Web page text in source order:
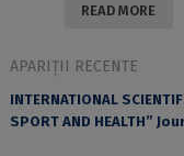
READ MORE
APARIȚII RECENTE
INTERNATIONAL
SPORT AND HEALTH”